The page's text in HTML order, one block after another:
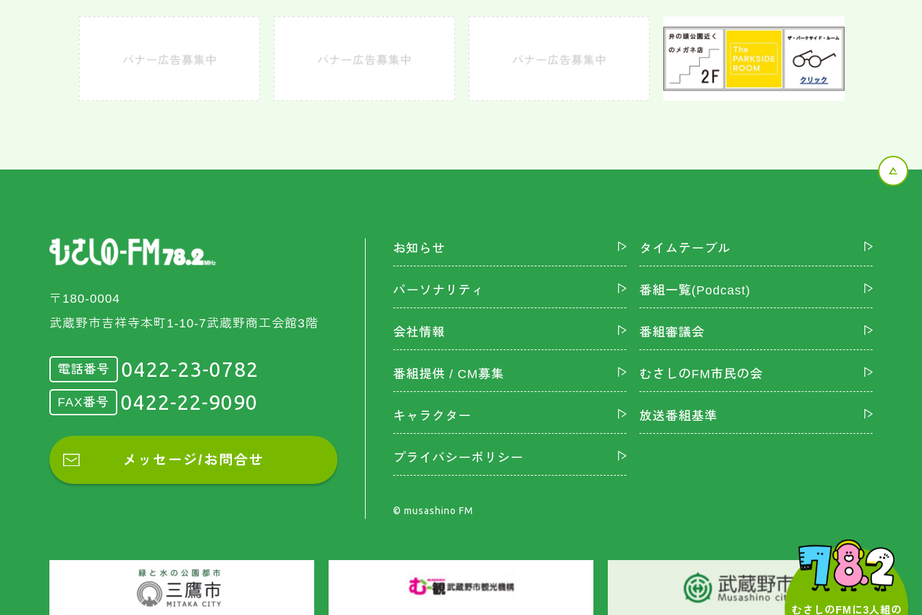
むさしのFMに3人組の
〒180-0004
武蔵野市吉祥寺本町1-10-7武蔵野商工会館3階
電話番号 0422-23-0782
FAX番号 0422-22-9090
メッセージ/お問合せ
お知らせ タイムテーブル
パーソナリティ 番組一覧(Podcast)
会社情報 番組審議会
番組提供 / CM募集 むさしのFM市民の会
キャラクター 放送番組基準
プライバシーポリシー
©︎ musashino FM